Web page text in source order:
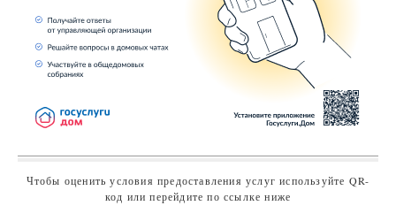
Чтобы оценить условия предоставления услуг используйте QR-
код или перейдите по ссылке ниже